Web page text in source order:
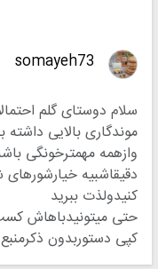
somayeh73
سلام دوستای گلم
موندگاری بالایی
وازهمه مهمترخونگی
دقیقاشبیه
کنیدولذت ببرید
حتی میتونیدباهاش
کپی دستوربدون